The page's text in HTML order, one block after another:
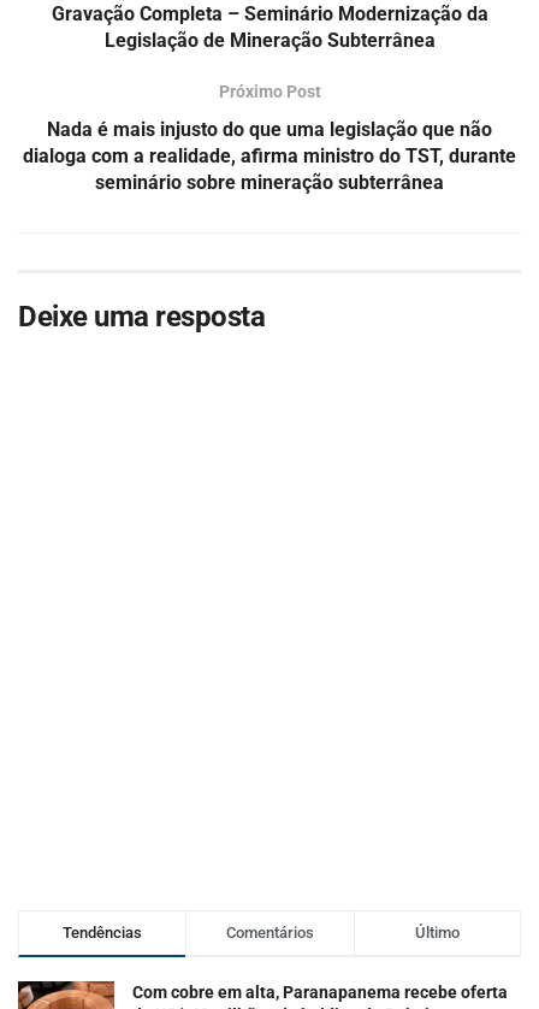
Gravação Completa – Seminário Modernização da
Legislação de Mineração Subterrânea
Próximo Post
Nada é mais injusto do que uma legislação que não
dialoga com a realidade, afirma ministro do TST, durante
seminário sobre mineração subterrânea
Deixe uma resposta
Tendências Comentários Último
Com cobre em alta, Paranapanema recebe oferta